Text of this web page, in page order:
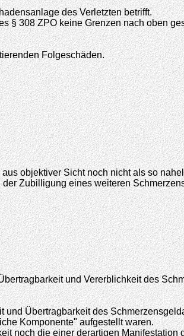
des Verletzten betrifft.
§ 308 ZPO keine Grenzen nach oben
Folgeschäden.
objektiver Sicht noch nicht als so
Zubilligung eines weiteren
und Vererblichkeit des
Übertragbarkeit des
Komponente" aufgestellt waren.
noch die einer derartigen Manifestation